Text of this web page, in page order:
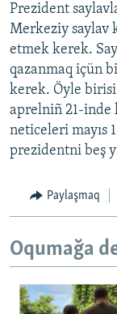
Prezident
Merkeziy saylav
etmek kerek.
qazanmaq içün
kerek. Öyle birisi
aprelniñ 21-inde
neticeleri mayıs
prezidentni beş
Paylaşmaq
Oqumağa